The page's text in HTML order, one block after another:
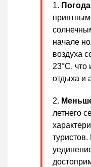
Погода
начале
воздуха
23°C,
отдыха и
летнего